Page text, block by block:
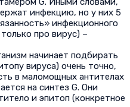
инфекцию, но у них 5
инфекционного
про вирус) –
начинает подбирать
вируса) очень точно,
в маломощных антителах
на синтез G. Они
и эпитоп (конкретное